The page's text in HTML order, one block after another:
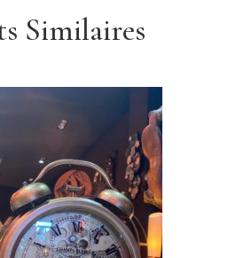
Similaires